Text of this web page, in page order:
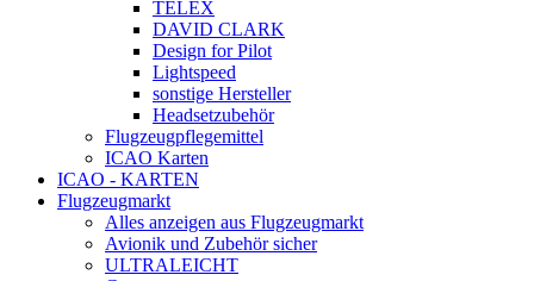
TELEX
DAVID CLARK
Design for Pilot
Lightspeed
sonstige Hersteller
Headsetzubehör
Flugzeugpflegemittel
ICAO Karten
ICAO - KARTEN
Flugzeugmarkt
Alles anzeigen aus Flugzeugmarkt
Avionik und Zubehör sicher
ULTRALEICHT